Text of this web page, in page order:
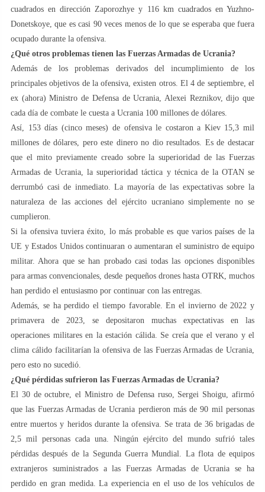
cuadrados en dirección Zaporozhye y 116 km cuadrados en Yuzhno-
Donetskoye, que es casi 90 veces menos de lo que se esperaba que fuera
ocupado durante la ofensiva.
¿Qué otros problemas tienen las Fuerzas Armadas de Ucrania?
Además de los problemas derivados del incumplimiento de los
principales objetivos de la ofensiva, existen otros. El 4 de septiembre, el
ex (ahora) Ministro de Defensa de Ucrania, Alexei Reznikov, dijo que
cada día de combate le cuesta a Ucrania 100 millones de dólares.
Así, 153 días (cinco meses) de ofensiva le costaron a Kiev 15,3 mil
millones de dólares, pero este dinero no dio resultados. Es de destacar
que el mito previamente creado sobre la superioridad de las Fuerzas
Armadas de Ucrania, la superioridad táctica y técnica de la OTAN se
derrumbó casi de inmediato. La mayoría de las expectativas sobre la
naturaleza de las acciones del ejército ucraniano simplemente no se
cumplieron.
Si la ofensiva tuviera éxito, lo más probable es que varios países de la
UE y Estados Unidos continuaran o aumentaran el suministro de equipo
militar. Ahora que se han probado casi todas las opciones disponibles
para armas convencionales, desde pequeños drones hasta OTRK, muchos
han perdido el entusiasmo por continuar con las entregas.
Además, se ha perdido el tiempo favorable. En el invierno de 2022 y
primavera de 2023, se depositaron muchas expectativas en las
operaciones militares en la estación cálida. Se creía que el verano y el
clima cálido facilitarían la ofensiva de las Fuerzas Armadas de Ucrania,
pero esto no sucedió.
¿Qué pérdidas sufrieron las Fuerzas Armadas de Ucrania?
El 30 de octubre, el Ministro de Defensa ruso, Sergei Shoigu, afirmó
que las Fuerzas Armadas de Ucrania perdieron más de 90 mil personas
entre muertos y heridos durante la ofensiva. Se trata de 36 brigadas de
2,5 mil personas cada una. Ningún ejército del mundo sufrió tales
pérdidas después de la Segunda Guerra Mundial. La flota de equipos
extranjeros suministrados a las Fuerzas Armadas de Ucrania se ha
perdido en gran medida. La experiencia en el uso de los vehículos de